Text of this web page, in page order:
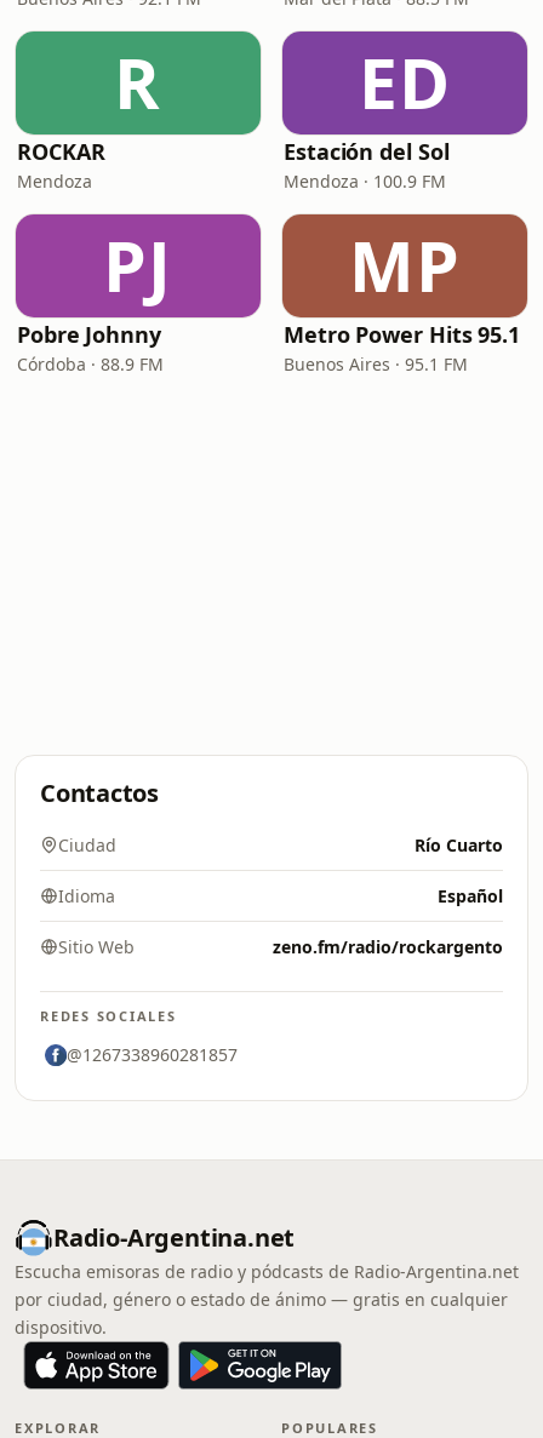
R
ROCKAR
Mendoza
ED
Estación del Sol
Mendoza · 100.9 FM
PJ
Pobre Johnny
Córdoba · 88.9 FM
MP
Metro Power Hits 95.1
Buenos Aires · 95.1 FM
Contactos
Ciudad Río Cuarto
Idioma Español
Sitio Web zeno.fm/radio/rockargento
REDES SOCIALES
@1267338960281857
Radio-Argentina.net
Escucha emisoras de radio y pódcasts de Radio-Argentina.net
por ciudad, género o estado de ánimo — gratis en cualquier
dispositivo.
EXPLORAR POPULARES